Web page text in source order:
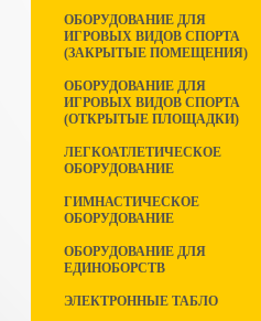
ОБОРУДОВАНИЕ ДЛЯ
ИГРОВЫХ ВИДОВ СПОРТА
(ЗАКРЫТЫЕ ПОМЕЩЕНИЯ)
ОБОРУДОВАНИЕ ДЛЯ
ИГРОВЫХ ВИДОВ СПОРТА
(ОТКРЫТЫЕ ПЛОЩАДКИ)
ЛЕГКОАТЛЕТИЧЕСКОЕ
ОБОРУДОВАНИЕ
ГИМНАСТИЧЕСКОЕ
ОБОРУДОВАНИЕ
ОБОРУДОВАНИЕ ДЛЯ
ЕДИНОБОРСТВ
ЭЛЕКТРОННЫЕ ТАБЛО